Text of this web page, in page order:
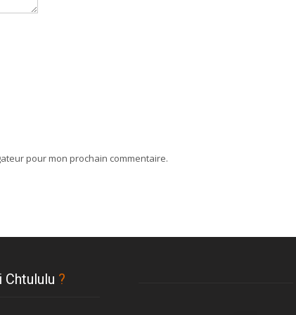
pour mon prochain commentaire.
Chtululu ?